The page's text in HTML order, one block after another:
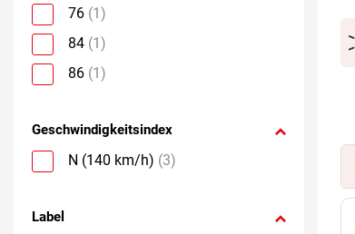
76 (1)
84 (1)
86 (1)
Geschwindigkeitsindex
N (140 km/h) (3)
Label